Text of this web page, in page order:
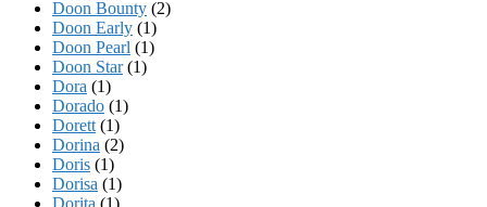
Doon Bounty (2)
Doon Early (1)
Doon Pearl (1)
Doon Star(1)
Dora (1)
Dorado (1)
Dorett (1)
Dorina (2)
Doris (1)
Dorisa (1)
Dorita (1)